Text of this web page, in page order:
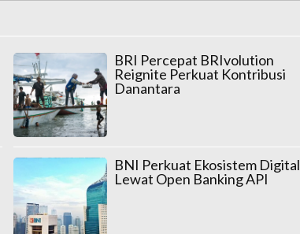
BRI Percepat BRIvolution
Reignite Perkuat Kontribusi
Danantara
BNI Perkuat Ekosistem Digital
Lewat Open Banking API